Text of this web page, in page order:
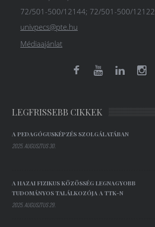
72/501-500/12144; 72/501-500/12122
univpecs@pte.hu
Médiaajánlat
LEGFRISSEBB CIKKEK
A PEDAGÓGUSKÉPZÉS SZOLGÁLATÁBAN
2025. AUGUSZTUS 30.
A HAZAI FIZIKUS KÖZÖSSÉG LEGNAGYOBB
TUDOMÁNYOS TALÁLKOZÓJA A TTK-N
2025. AUGUSZTUS 29.